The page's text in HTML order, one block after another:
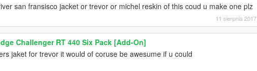
san fransisco jacket or trevor or michel reskin of this coud u make one plz
11 sierpnia 2017
Challenger RT 440 Six Pack [Add-On]
jaket for trevor it would of coruse be awesume if u could